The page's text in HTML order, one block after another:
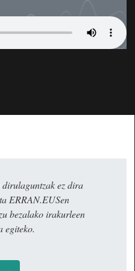
ez dira
ERRAN.EUSen
bezalako irakurleen
egiteko.